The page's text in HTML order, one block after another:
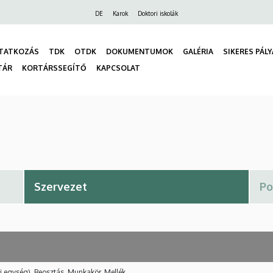
DE Karok Doktori iskolák
TDK OTDK DOKUMENTUMOK GALÉRIA
SIKERES
KORTÁRSSEGÍTŐ KAPCSOLAT